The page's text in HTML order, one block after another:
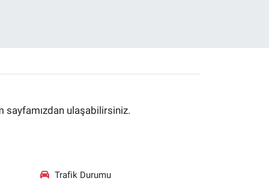
sayfamızdan ulaşabilirsiniz.
Trafik Durumu